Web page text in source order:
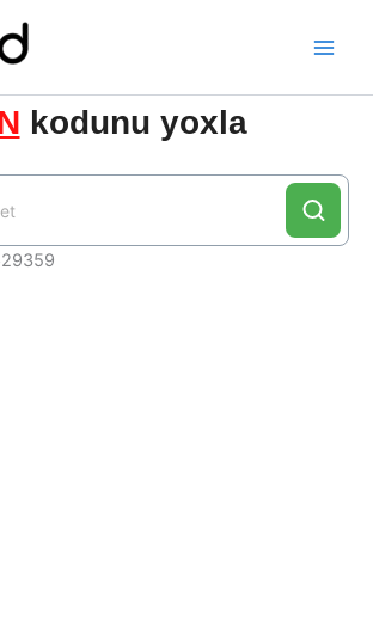
kodunu yoxla